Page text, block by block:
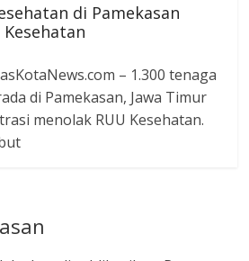
di Pamekasan
– 1.300 tenaga
di Pamekasan, Jawa Timur
menolak RUU Kesehatan.